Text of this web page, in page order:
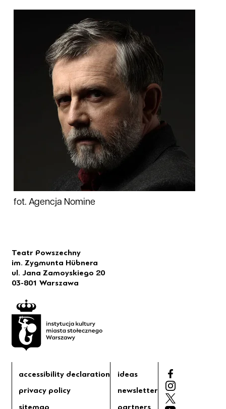
fot. Agencja Nomine
Teatr Powszechny
im. Zygmunta Hübnera
ul. Jana Zamoyskiego 20
03-801 Warszawa
accessibility declaration
privacy policy
ideas
newsletter